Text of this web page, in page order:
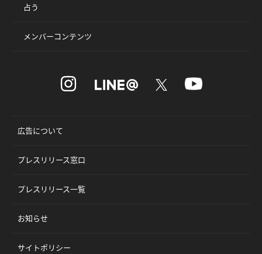
占う
メンバーコンテンツ
広告について
プレスリリース窓口
プレスリリース一覧
お知らせ
サイトポリシー